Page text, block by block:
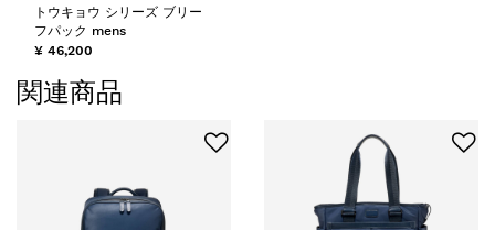
トウキョウ シリーズ ブリー
フパック mens
¥ 46,200
関連商品